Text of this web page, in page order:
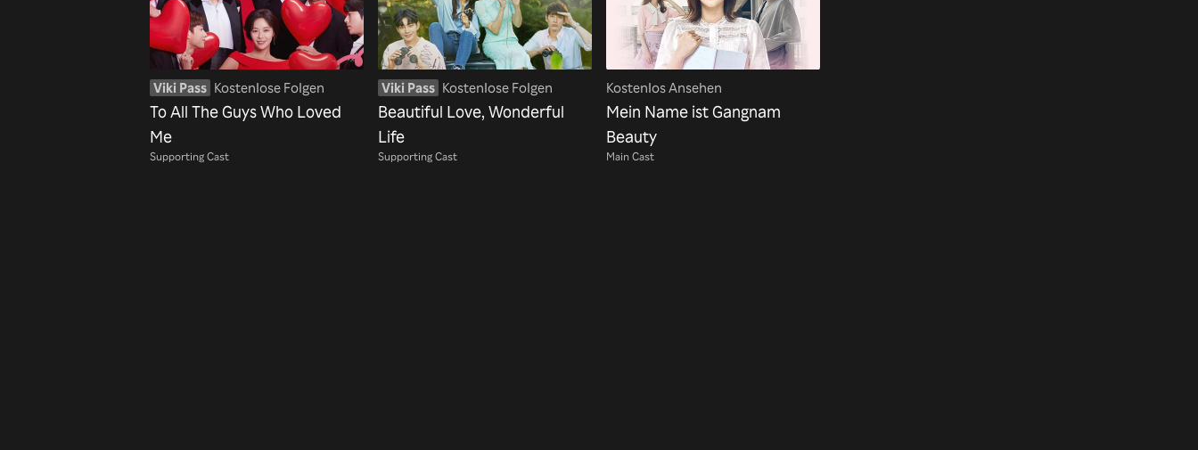
Viki Pass Kostenlose Folgen
To All The Guys Who Loved
Me
Supporting Cast
Viki Pass Kostenlose Folgen
Beautiful Love, Wonderful
Life
Supporting Cast
Kostenlos Ansehen
Mein Name ist Gangnam
Beauty
Main Cast